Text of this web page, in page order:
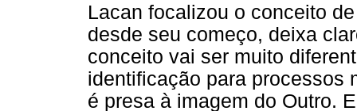
Lacan focalizou o conceito
desde seu começo, deixa
conceito vai ser muito
identificação para processos
é presa à imagem do Outro.